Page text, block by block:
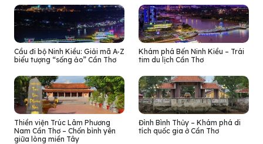
Cầu đi bộ Ninh Kiều: Giải mã A-Z
biểu tượng “sống ảo” Cần Thơ
Khám phá Bến Ninh Kiều – Trái
tim du lịch Cần Thơ
Thiền viện Trúc Lâm Phương
Nam Cần Thơ – Chốn bình yên
giữa lòng miền Tây
Đình Bình Thủy – Khám phá di
tích quốc gia ở Cần Thơ